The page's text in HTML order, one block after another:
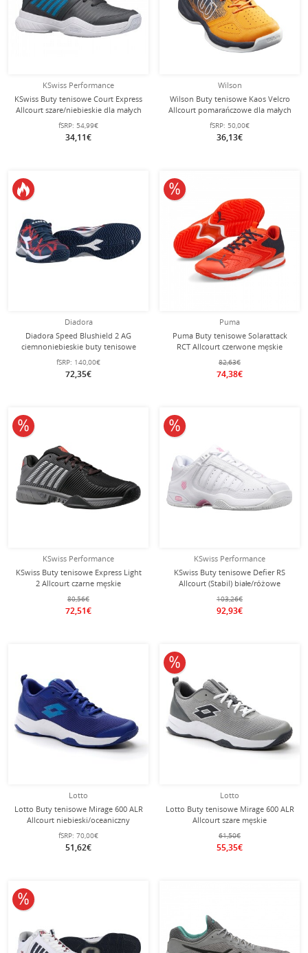
KSwiss Performance
KSwiss Buty tenisowe Court Express
Allcourt szare/niebieskie dla małych
dzieci
fSRP: 54,99€
34,11€
Wilson
Wilson Buty tenisowe Kaos Velcro
Allcourt pomarańczowe dla małych
dzieci
fSRP: 50,00€
36,13€
Diadora
Diadora Speed Blushield 2 AG
ciemnoniebieskie buty tenisowe
Allcourt dla mężczyzn
fSRP: 140,00€
72,35€
Puma
Puma Buty tenisowe Solarattack
RCT Allcourt czerwone męskie
82,63€
74,38€
10% obniżone
KSwiss Performance
KSwiss Buty tenisowe Express Light
2 Allcourt czarne męskie
80,56€
72,51€
10% obniżone
KSwiss Performance
KSwiss Buty tenisowe Defier RS
Allcourt (Stabil) białe/różowe
Damskie
103,26€
92,93€
10% obniżone
Lotto
Lotto Buty tenisowe Mirage 600 ALR
Allcourt niebieski/oceaniczny
męskie
fSRP: 70,00€
51,62€
Lotto
Lotto Buty tenisowe Mirage 600 ALR
Allcourt szare męskie
61,50€
55,35€
10% obniżone
10% obniżone